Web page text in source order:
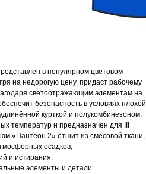
в популярном цветовом
на недорогую цену, придаст рабочему
светоотражающим элементам на
безопасность в условиях плохой
курткой и полукомбинезоном,
температур и предназначен для III
«Пантеон 2» отшит из смесовой ткани,
осадков,
и истирания.
элементы и детали: